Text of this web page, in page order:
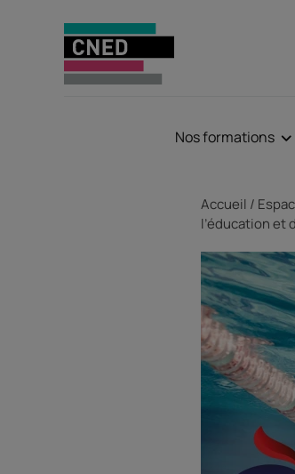
Nos formations
Accueil
l’éducation et